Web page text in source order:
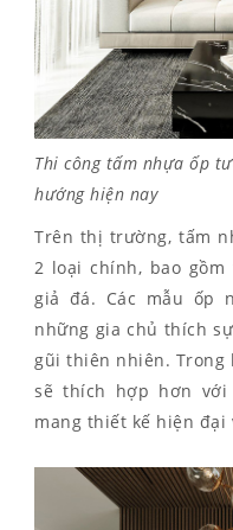
Thi công tấm nhựa ốp
hướng hiện nay
Trên thị trường, tấm
2 loại chính, bao
giả đá. Các mẫu ốp
những gia chủ thích
gũi thiên nhiên. Trong
sẽ thích hợp hơn với
mang thiết kế hiện đại